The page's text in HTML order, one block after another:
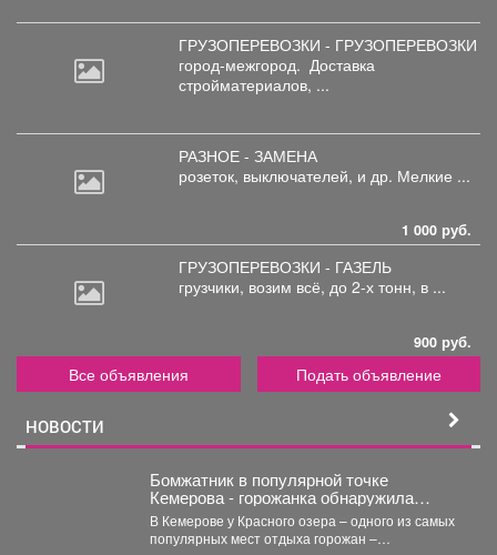
ГРУЗОПЕРЕВОЗКИ - ГРУЗОПЕРЕВОЗКИ
город-межгород. Доставка
стройматериалов, ...
РАЗНОЕ - ЗАМЕНА
розеток, выключателей, и др. Мелкие ...
1 000 руб.
ГРУЗОПЕРЕВОЗКИ - ГАЗЕЛЬ
грузчики, возим всё, до 2-х тонн, в ...
900 руб.
Все объявления Подать объявление
НОВОСТИ
Бомжатник в популярной точке
Кемерова - горожанка обнаружила
жуткий объект на Красном озере
В Кемерове у Красного озера – одного из самых
популярных мест отдыха горожан –